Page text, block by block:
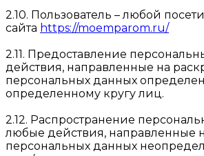
2.10. Пользователь – любой
сайта https://moemparom.ru/
2.11. Предоставление
действия, направленные на
персональных данных
определенному кругу лиц.
2.12. Распространение
любые действия, направленные
персональных данных